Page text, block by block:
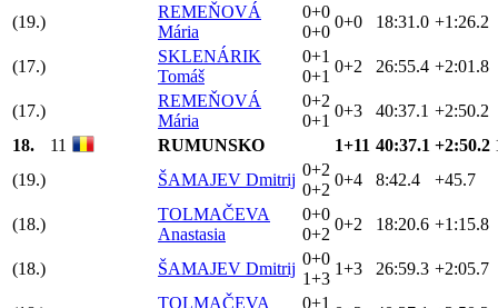
(19.)
REMEŇOVÁ
Mária
0+0
0+0
0+0 18:31.0 +1:26.2
(17.)
SKLENÁRIK
Tomáš
0+1
0+1
0+2 26:55.4 +2:01.8
(17.)
REMEŇOVÁ
Mária
0+2
0+1
0+3 40:37.1 +2:50.2
18.
11 RUMUNSKO 1+11 40:37.1 +2:50.2
(19.)
ŠAMAJEV Dmitrij
0+2
0+2
0+4 8:42.4 +45.7
(18.)
TOLMAČEVA
Anastasia
0+0
0+2
0+2 18:20.6 +1:15.8
(18.) ŠAMAJEV Dmitrij
0+0
1+3
1+3 26:59.3 +2:05.7
TOLMAČEVA
0+1